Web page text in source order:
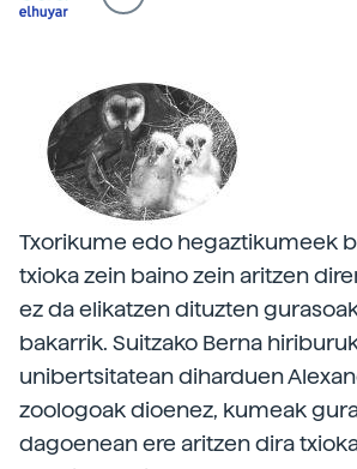
Txorikume edo hegaztikumeek
txioka zein baino zein aritzen
ez da elikatzen dituzten
bakarrik. Suitzako Berna
unibertsitatean diharduen
zoologoak dioenez, kumeak
dagoenean ere aritzen dira